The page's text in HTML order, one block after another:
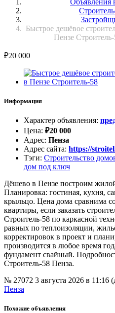
Быстрое дешёвое
Пензе
₽20 000
Информация
Характер объявления:
Цена: ₽20 000
Адрес: Пенза
Адрес сайта: https://
Тэги: Строительство
дом под ключ
Дёшево в Пензе построим
Планировка: гостиная, кухня,
крыльцо. Цена дома сравнима
квартиры, если заказать
Строитель-58 по каркасной
равных по теплоизоляции,
корректировок в проект и
производится в любое время
фундамент свайный.
Строитель-58 Пенза.
№ 27072 3 августа 2026 в 11:16
Пенза
Похожие объявления